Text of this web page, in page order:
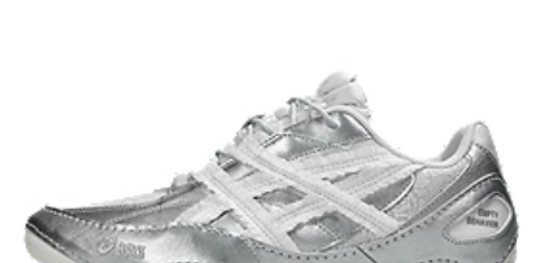
ASICS' pinnacle high abrasion resistant rubber located in
the heel area that is approximately three times more durable
than standard outsole rubbers.
Non-marking outsole.